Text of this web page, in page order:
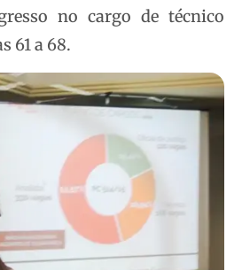
no cargo de técnico
61 a 68.